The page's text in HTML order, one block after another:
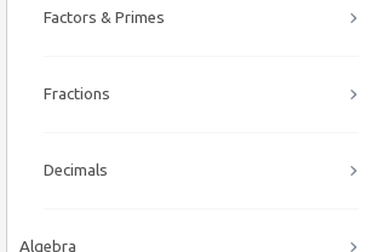
Factors & Primes
Fractions
Decimals
Algebra